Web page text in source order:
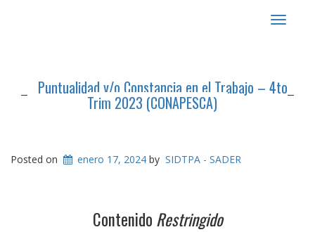
Toggle
Puntualidad y/o Constancia en el Trabajo – 4to
Trim 2023 (CONAPESCA)
Posted on enero 17, 2024 by SIDTPA - SADER
Contenido Restringido